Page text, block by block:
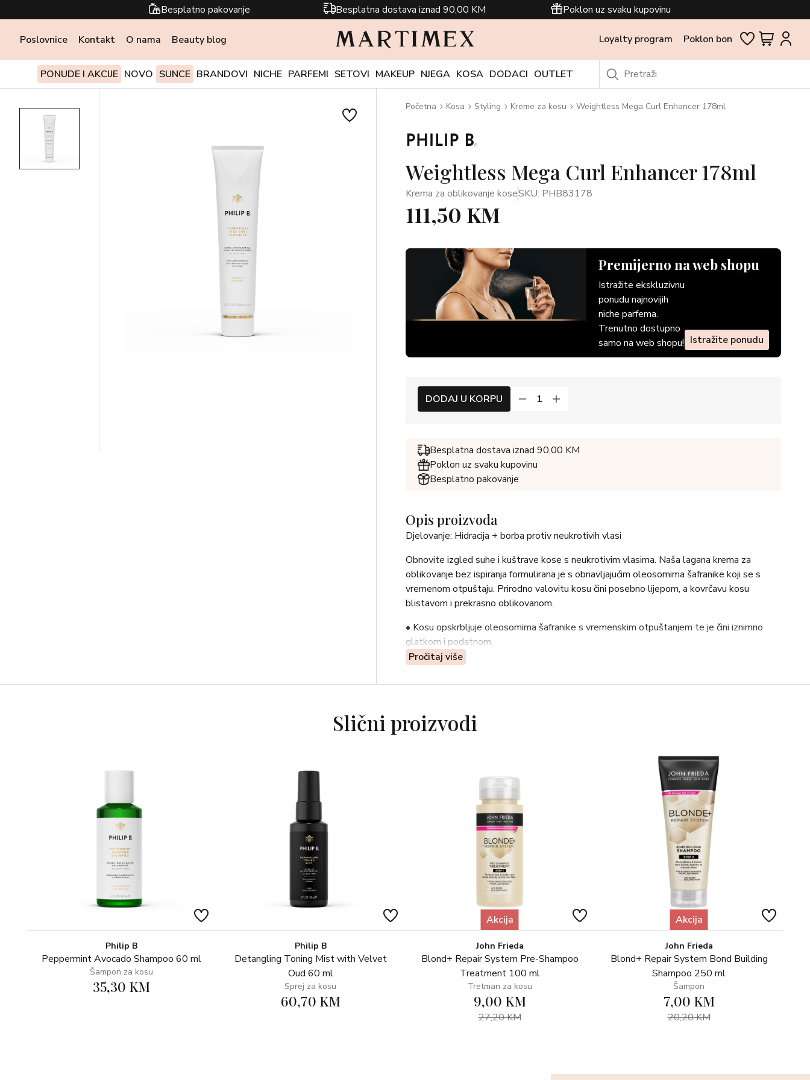
Besplatno pakovanje Besplatna dostava iznad 90,00 KM Poklon uz svaku kupovinu
Poslovnice Kontakt O nama Beauty blog Loyalty program Poklon bon
PONUDE I AKCIJE NOVO SUNCE BRANDOVI NICHE PARFEMI SETOVI MAKEUP NJEGA KOSA DODACI OUTLET
Početna Kosa Styling Kreme za kosu Weightless Mega Curl Enhancer 178ml
Weightless Mega Curl Enhancer 178ml
Krema za oblikovanje koseSKU: PHB83178
111,50 KM
Premijerno na web shopu
Istražite ekskluzivnu
ponudu najnovijih
niche parfema.
Trenutno dostupno
samo na web shopu! Istražite ponudu
DODAJ U KORPU
Besplatna dostava iznad 90,00 KM
Poklon uz svaku kupovinu
Besplatno pakovanje
Opis proizvoda
Djelovanje: Hidracija + borba protiv neukrotivih vlasi
Obnovite izgled suhe i kuštrave kose s neukrotivim vlasima. Naša lagana krema za
oblikovanje bez ispiranja formulirana je s obnavljajućim oleosomima šafranike koji se s
vremenom otpuštaju. Prirodno valovitu kosu čini posebno lijepom, a kovrčavu kosu
blistavom i prekrasno oblikovanom.
• Kosu opskrbljuje oleosomima šafranike s vremenskim otpuštanjem te je čini iznimno
glatkom i podatnom.
• Sadrži kompleks snažnih aminokiselina koji obnavlja suhe vlasi i kosu čini sjajnijom, što
• Ekstrakt korijena rotkvice pruža antioksidacijsko djelovanje.
Upotreba: Nanesite na vlažnu kosu. Osušite je na zraku ili sušilom za kosu s difuzorom.
(Safflower) Oleosomes, Cetyl Esters, Panthenol, Tocopherol, Schinziophyton Rautanenii
Kernel Oil, Arginine, Aspartic Acid, Glycine, Alanine, Serine, Valine, Isoleucine, Proline,
Threonine, Histidine, Phenylalanine, Sodium Hyaluronate, Glycolic Acid, Urea,
Gluconolactone, AMP-Acrylates Copolymer, Behentrimonium Chloride,
Hydroxyethylcellulose, Aminomethyl Propanol, Cetrimonium Methosulfate, Trehalose,
Polyquaternium-51, Polyquaternium-37, Polyurethane-14, Quaternium-91, Cetrimonium
Chloride, Trimethylsiloxyamodimethicone, Tribehenin, C11-15 Pareth-7, C12-16 Pareth-
9, Glycerin, Trideceth-12, Polysorbate 60, Cetyl Alcohol, Isopropyl Alcohol, Sodium
PCA, Sodium Lactate, PCA, Disodium Phosphate, Citric Acid, Sodium Phosphate,
Tetrasodium EDTA, Tetrasodium Glutamate Diacetate, Leuconostoc/Radish Root
Ferment Filtrate, Sodium Benzoate, Ethylhexylglycerin, Phenoxyethanol, Linalool, Hexyl
Cinnamal, Limonene, Benzyl Salicylate, Citronellol, Cinnamal, Hydroxycitronellal,
*Proizvođač može odlučiti promijeniti sastav proizvoda. Kompletan i aktualan popis
sastojaka pročitajte na pakiranju.
Pročitaj više
Slični proizvodi
Philip B
Peppermint Avocado Shampoo 60 ml
Šampon za kosu
35,30 KM
Philip B
Detangling Toning Mist with Velvet
Oud 60 ml
Sprej za kosu
60,70 KM
Akcija
John Frieda
Blond+ Repair System Pre-Shampoo
Treatment 100 ml
Tretman za kosu
9,00 KM
27,20 KM
Akcija
John Frieda
Blond+ Repair System Bond Building
Shampoo 250 ml
Šampon
7,00 KM
20,20 KM